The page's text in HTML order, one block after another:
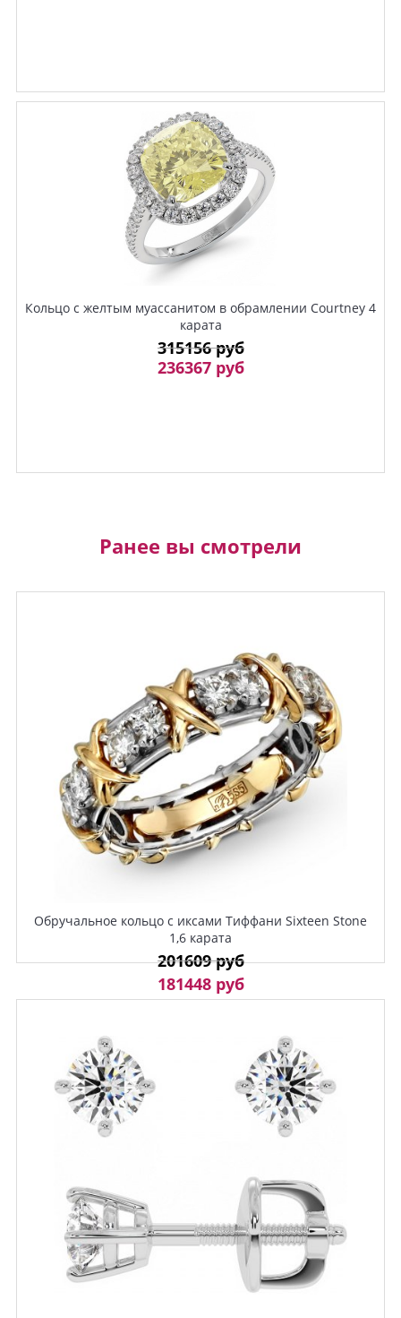
Кольцо с желтым муассанитом в обрамлении Courtney 4
карата
315156 руб
236367 руб
Ранее вы смотрели
Обручальное кольцо с иксами Тиффани Sixteen Stone
1,6 карата
201609 руб
181448 руб